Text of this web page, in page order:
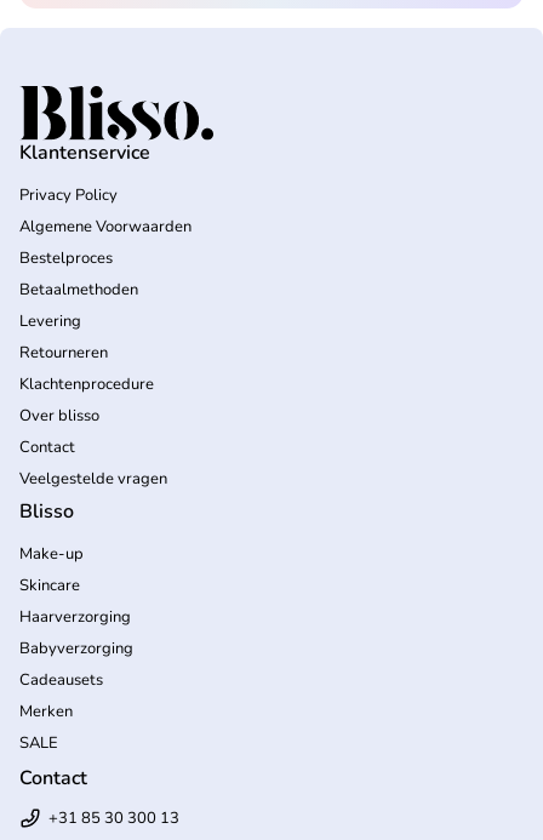
Home
Klantenservice
Privacy Policy
Algemene Voorwaarden
Bestelproces
Betaalmethoden
Levering
Retourneren
Klachtenprocedure
Over blisso
Contact
Veelgestelde vragen
Blisso
Make-up
Skincare
Haarverzorging
Babyverzorging
Cadeausets
Merken
SALE
Contact
+31 85 30 300 13